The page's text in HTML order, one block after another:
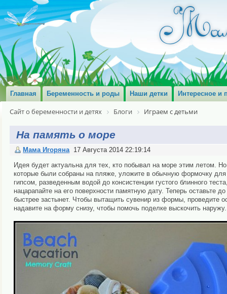
Главная Беременность и роды Наши детки Интересное и
Сайт о беременности и детях Блоги Играем с детьми
На память о море
Мама Игоряна 17 Августа 2014 22:19:14
Идея будет актуальна для тех, кто побывал на море этим летом.
которые были собраны на пляже, уложите в обычную формочку
гипсом, разведенным водой до консистенции густого блинного
нацарапайте на его поверхности памятную дату. Теперь оставьте
быстрее застынет. Чтобы вытащить сувенир из формы, проведите
надавите на форму снизу, чтобы помочь поделке выскочить наружу.